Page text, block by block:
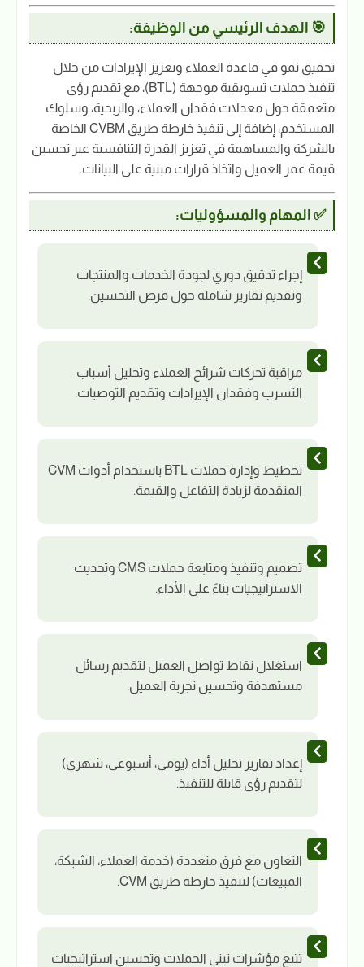
🎯 الهدف الرئيسي من الوظيفة:
تحقيق نمو في قاعدة العملاء وتعزيز الإيرادات من خلال
تنفيذ حملات تسويقية موجهة (BTL)، مع تقديم رؤى
متعمقة حول معدلات فقدان العملاء، والربحية، وسلوك
المستخدم، إضافة إلى تنفيذ خارطة طريق CVBM الخاصة
بالشركة والمساهمة في تعزيز القدرة التنافسية عبر تحسين
قيمة عمر العميل واتخاذ قرارات مبنية على البيانات.
✅ المهام والمسؤوليات:
إجراء تدقيق دوري لجودة الخدمات والمنتجات
وتقديم تقارير شاملة حول فرص التحسين.
مراقبة تحركات شرائح العملاء وتحليل أسباب
التسرب وفقدان الإيرادات وتقديم التوصيات.
تخطيط وإدارة حملات BTL باستخدام أدوات CVM
المتقدمة لزيادة التفاعل والقيمة.
تصميم وتنفيذ ومتابعة حملات CMS وتحديث
الاستراتيجيات بناءً على الأداء.
استغلال نقاط تواصل العميل لتقديم رسائل
مستهدفة وتحسين تجربة العميل.
إعداد تقارير تحليل أداء (يومي، أسبوعي، شهري)
لتقديم رؤى قابلة للتنفيذ.
التعاون مع فرق متعددة (خدمة العملاء، الشبكة،
المبيعات) لتنفيذ خارطة طريق CVM.
تتبع مؤشرات تبني الحملات وتحسين استراتيجيات